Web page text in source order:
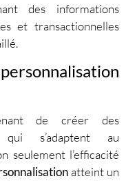
des informations
et transactionnelles
de créer des
qui s’adaptent au
seulement l’efficacité
atteint un